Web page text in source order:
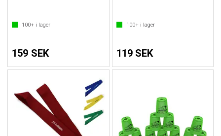
100+ i lager
159 SEK
100+i lager
119 SEK